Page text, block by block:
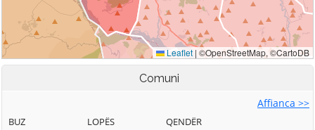
Comuni
Affianca >>
BUZ
LOPËS
QENDËR